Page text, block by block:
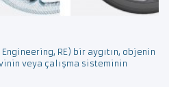
RE) bir aygıtın, objenin
veya çalışma sisteminin